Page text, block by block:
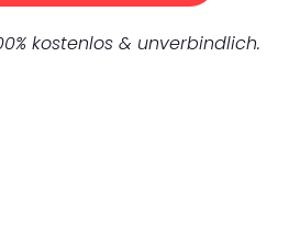
kostenlos & unverbindlich.